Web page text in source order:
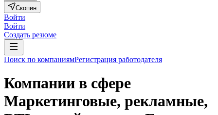
Скопин
Войти
Войти
Создать резюме
Поиск по компаниямРегистрация работодателя
Компании в сфере
Маркетинговые, рекламные,